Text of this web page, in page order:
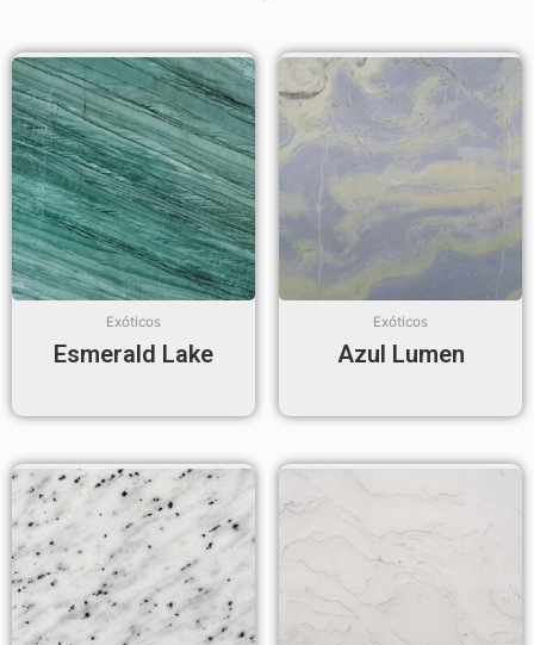
Exóticos
Esmerald Lake
Exóticos
Azul Lumen